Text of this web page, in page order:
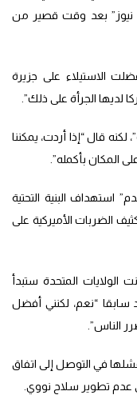
نيوز” بعد وقت قصير من
الاستيلاء على جزيرة
لديها الجرأة على ذلك”.
قال “إذا أردت، يمكننا
المكان بأكمله”.
استهداف البنية التحتية
الضربات الأميركية على
المتحدة ستبدأ
“نعم، لكنني أفضل
الناس”.
في التوصل إلى اتفاق
عدم تطوير سلاح نووي.